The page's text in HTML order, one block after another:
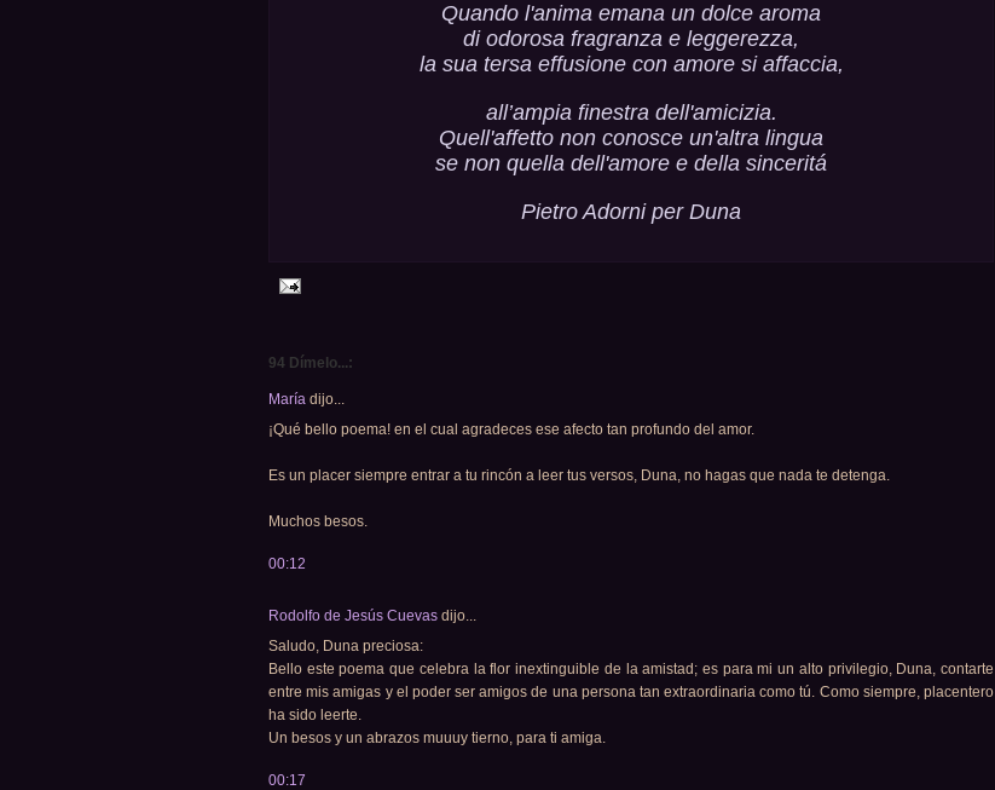
Quando l'anima emana un dolce aroma
di odorosa fragranza e leggerezza,
la sua tersa effusione con amore si affaccia,
all’ampia finestra dell'amicizia.
Quell'affetto non conosce un'altra lingua
se non quella dell'amore e della sinceritá
Pietro Adorni per Duna
94 Dímelo...:
María dijo...
¡Qué bello poema! en el cual agradeces ese afecto tan profundo del amor.
Es un placer siempre entrar a tu rincón a leer tus versos, Duna, no hagas que nada te detenga.
Muchos besos.
00:12
Rodolfo de Jesús Cuevas dijo...
Saludo, Duna preciosa:
Bello este poema que celebra la flor inextinguible de la amistad; es para mi un alto privilegio, Duna, contarte
entre mis amigas y el poder ser amigos de una persona tan extraordinaria como tú. Como siempre, placentero
ha sido leerte.
Un besos y un abrazos muuuy tierno, para ti amiga.
00:17